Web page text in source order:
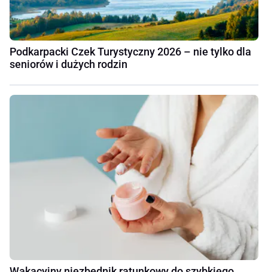
Podkarpacki Czek Turystyczny 2026 – nie tylko dla
seniorów i dużych rodzin